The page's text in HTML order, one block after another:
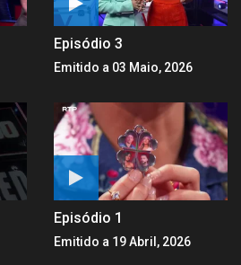
Episódio 3
Emitido a 03 Maio, 2026
Episódio 1
Emitido a 19 Abril, 2026